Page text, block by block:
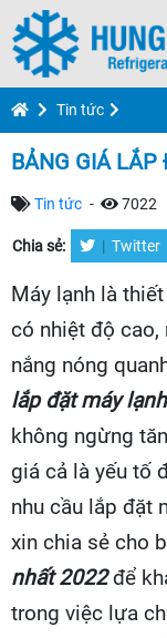
Tin tức
BẢNG GIÁ
Tin tức - 7022
Chia sẻ: | Twitter
Máy lạnh là
có nhiệt độ
nắng nóng
lắp đặt máy lạnh
không ngừng
giá cả là yếu tố
nhu cầu lắp đặt
xin chia sẻ cho
nhất 2022để
trong việc lựa